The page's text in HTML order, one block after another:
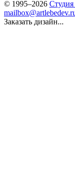
© 1995–2026
Заказать дизайн...